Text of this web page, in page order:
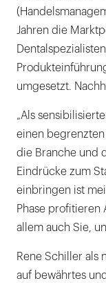
Jahren die
umgesetzt.
„Als
einen
die Branche und
Eindrücke zum
einbringen ist
Phase profitieren
allem auch Sie,
Rene Schiller als
auf bewährtes